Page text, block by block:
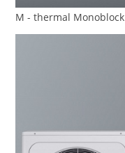
M - thermal Monoblock